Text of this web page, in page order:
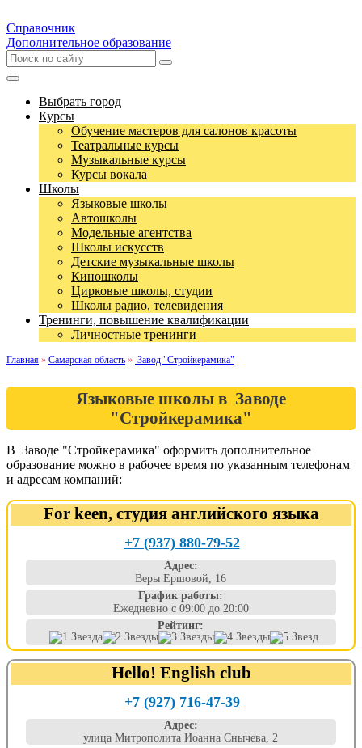
Справочник
Дополнительное образование
Выбрать город
Курсы
Обучение мастеров для салонов красоты
Театральные курсы
Музыкальные курсы
Курсы вокала
Школы
Языковые школы
Автошколы
Модельные агентства
Школы искусств
Детские музыкальные школы
Киношколы
Цирковые школы, студии
Школы радио, телевидения
Тренинги, повышение квалификации
Личностные тренинги
Главная » Самарская область » Завод "Стройкерамика"
Языковые школы в Заводе
"Стройкерамика"
В Заводе "Стройкерамика" оформить дополнительное
образование можно в рабочее время по указанным телефонам
и адресам компаний:
For keen, cтудия английского языка
+7 (937) 880-79-52
Адрес:
Веры Ершовой, 16
График работы:
Ежедневно с 09:00 до 20:00
Рейтинг:
Hello! English club
+7 (927) 716-47-39
Адрес:
улица Митрополита Иоанна Снычева, 2